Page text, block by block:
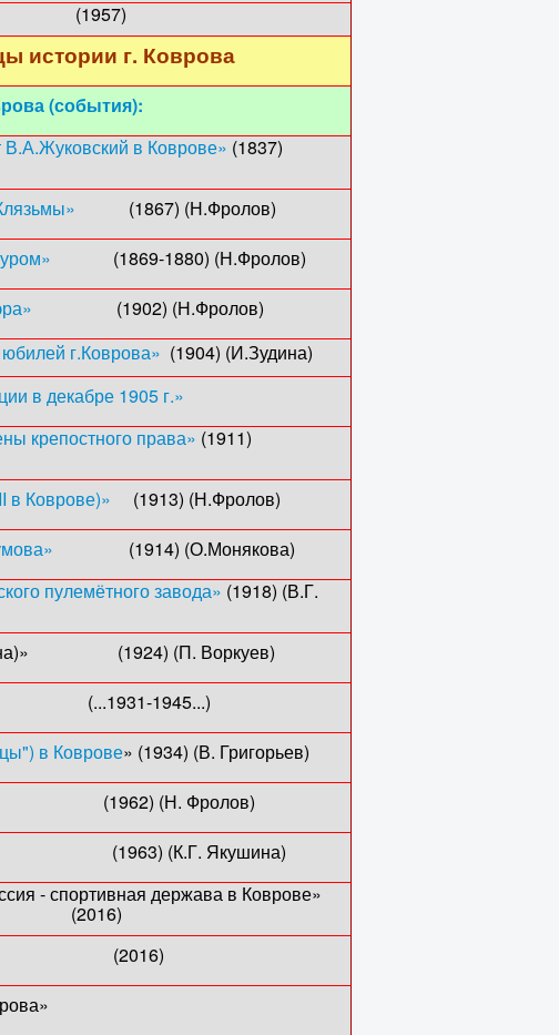
истории г. Коврова
(события):
в Коврове» (1837)
(1867) (Н.Фролов)
(1869-1880) (Н.Фролов)
(1902) (Н.Фролов)
г.Коврова» (1904) (И.Зудина)
в декабре 1905 г.»
крепостного права» (1911)
в Коврове)» (1913) (Н.Фролов)
(1914) (О.Монякова)
пулемётного завода» (1918) (В.Г.
(1924) (П. Воркуев)
1945...)
в Коврове» (1934) (В. Григорьев)
(Н. Фролов)
(1963) (К.Г. Якушина)
- спортивная держава в Коврове»
(2016)